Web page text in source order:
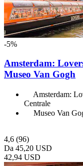
-5%
Amsterdam:
Museo Van Gogh
Amsterdam:
Centrale
Museo Van
4,6 (96)
Da 45,20 USD
42,94 USD